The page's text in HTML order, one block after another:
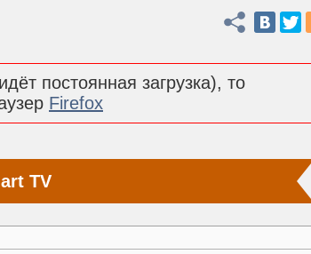
Поделиться
постоянная загрузка), то
Firefox
TV